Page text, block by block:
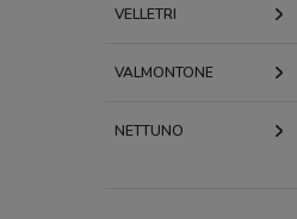
VELLETRI
VALMONTONE
NETTUNO